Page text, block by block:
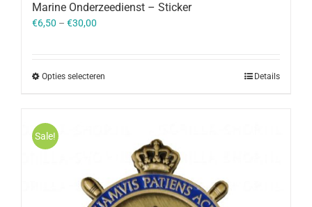
Marine Onderzeedienst – Sticker
€6,50 – €30,00
Opties selecteren Details
Sale!